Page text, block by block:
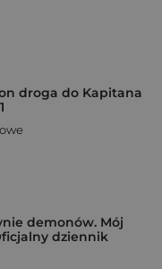
droga do Kapitana
demonów. Mój
dziennik